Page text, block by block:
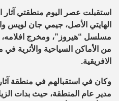
استقبلت عصر اليوم منطقتي
الهايتي الأصل، جيمي جان لويس
مسلسل “هيروز”، ومخرج
من الأماكن السياحية والأثرية
الافريقية.
وكان في استقبالهم في منطقة
مدير عام المنطقة، حيث بدات